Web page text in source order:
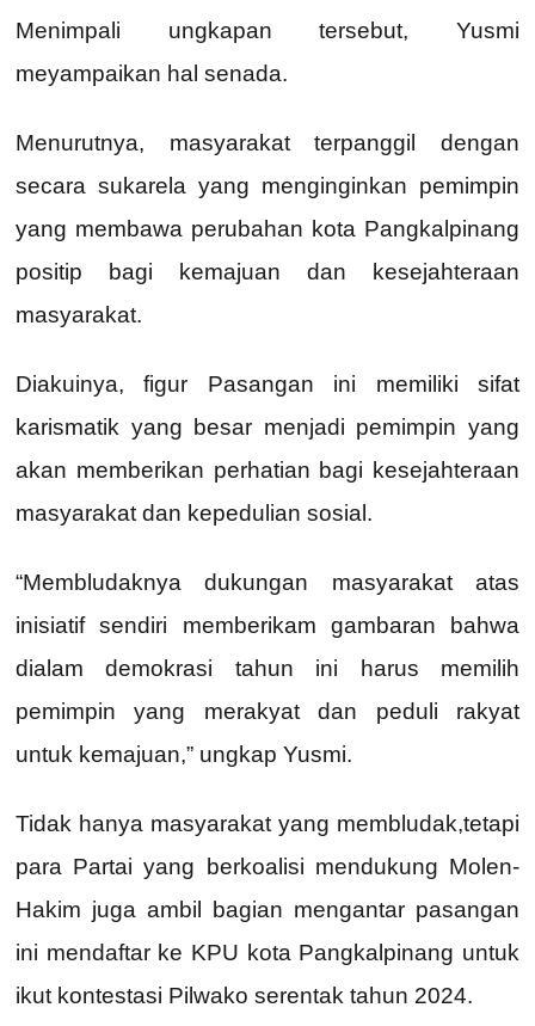
Menimpali ungkapan tersebut, Yusmi
meyampaikan hal senada.
Menurutnya, masyarakat terpanggil dengan
secara sukarela yang menginginkan pemimpin
yang membawa perubahan kota Pangkalpinang
positip bagi kemajuan dan kesejahteraan
masyarakat.
Diakuinya, figur Pasangan ini memiliki sifat
karismatik yang besar menjadi pemimpin yang
akan memberikan perhatian bagi kesejahteraan
masyarakat dan kepedulian sosial.
“Membludaknya dukungan masyarakat atas
inisiatif sendiri memberikam gambaran bahwa
dialam demokrasi tahun ini harus memilih
pemimpin yang merakyat dan peduli rakyat
untuk kemajuan,” ungkap Yusmi.
Tidak hanya masyarakat yang membludak,tetapi
para Partai yang berkoalisi mendukung Molen-
Hakim juga ambil bagian mengantar pasangan
ini mendaftar ke KPU kota Pangkalpinang untuk
ikut kontestasi Pilwako serentak tahun 2024.